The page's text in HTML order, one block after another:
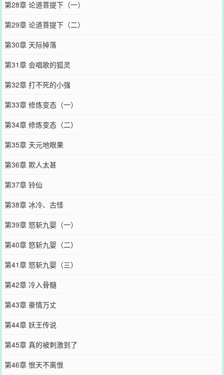
第28章 论道菩提下（一）
第29章 论道菩提下（二）
第30章 天际掉落
第31章 会唱歌的狐灵
第32章 打不死的小强
第33章 修炼变态（一）
第34章 修炼变态（二）
第35章 天元地眼果
第36章 欺人太甚
第37章 铃仙
第38章 冰冷、古怪
第39章 怒斩九婴（一）
第40章 怒斩九婴（二）
第41章 怒斩九婴（三）
第42章 冷入骨髓
第43章 豪情万丈
第44章 妖王传说
第45章 真的被刺激到了
第46章 恨天不离恨